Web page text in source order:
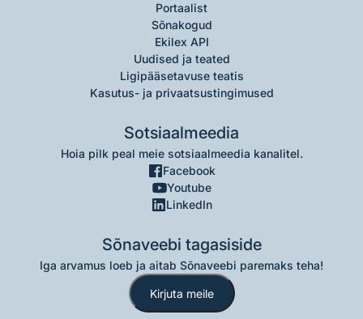
Portaalist
Sõnakogud
Ekilex API
Uudised ja teated
Ligipääsetavuse teatis
Kasutus- ja privaatsustingimused
Sotsiaalmeedia
Hoia pilk peal meie sotsiaalmeedia kanalitel.
Facebook
Youtube
LinkedIn
Sõnaveebi tagasiside
Iga arvamus loeb ja aitab Sõnaveebi paremaks teha!
Kirjuta meile